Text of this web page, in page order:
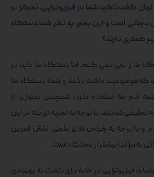
گفت تاکید شما در فیزیوتراپی، تمرکز بر
درمانی است و این یعنی به نظر شما دستگاه
کمتری دارند؟
ها را نفی نمی کنم. اما دستگاه ها باید در
که موضوعیت داشته باشند و همه دستگاه ها
آدم ها استفاده کرد. همچنین بسیاری از
تحقیقی هستند. با توجه به تجربه ای که در این
با توجه به رفرنس های علمی، نقش تمرین
به مراتب بیشتر از دستگاه است.
فیزیوتراپی در خانه برای کمک به بهبودی